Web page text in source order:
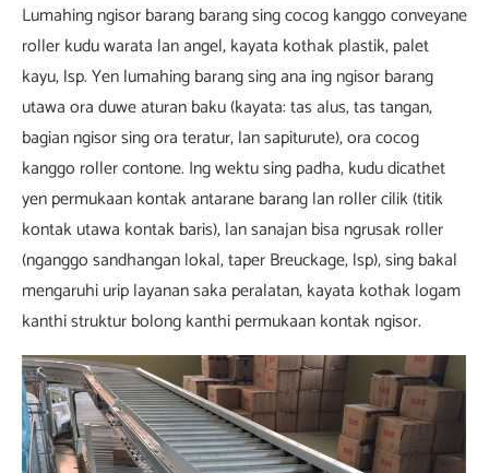
Lumahing ngisor barang barang sing cocog kanggo conveyane
roller kudu warata lan angel, kayata kothak plastik, palet
kayu, lsp. Yen lumahing barang sing ana ing ngisor barang
utawa ora duwe aturan baku (kayata: tas alus, tas tangan,
bagian ngisor sing ora teratur, lan sapiturute), ora cocog
kanggo roller contone. Ing wektu sing padha, kudu dicathet
yen permukaan kontak antarane barang lan roller cilik (titik
kontak utawa kontak baris), lan sanajan bisa ngrusak roller
(nganggo sandhangan lokal, taper Breuckage, lsp), sing bakal
mengaruhi urip layanan saka peralatan, kayata kothak logam
kanthi struktur bolong kanthi permukaan kontak ngisor.